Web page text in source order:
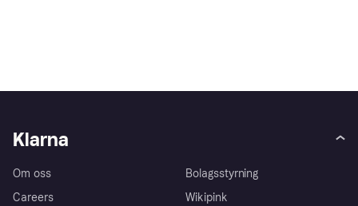
Klarna
Om oss
Careers
Bolagsstyrning
Wikipink